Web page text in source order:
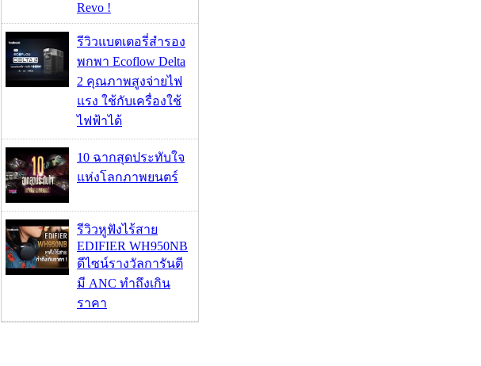
Revo !
รีวิวแบตเตอรี่สำรอง
พกพา Ecoflow Delta
2 คุณภาพสูงจ่ายไฟ
แรง ใช้กับเครื่องใช้
ไฟฟ้าได้
10 ฉากสุดประทับใจ
แห่งโลกภาพยนตร์
รีวิวหูฟังไร้สาย
EDIFIER WH950NB
ดีไซน์รางวัลการันตี
มี ANC ทำถึงเกิน
ราคา